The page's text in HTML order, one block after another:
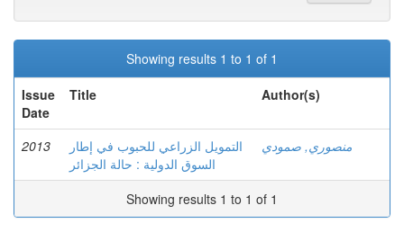
Showing results 1 to 1 of 1
Issue
Date
Title Author(s)
2013
التمويل الزراعي للحبوب في إطار
السوق الدولية : حالة الجزائر
منصوري, صمودي
Showing results 1 to 1 of 1